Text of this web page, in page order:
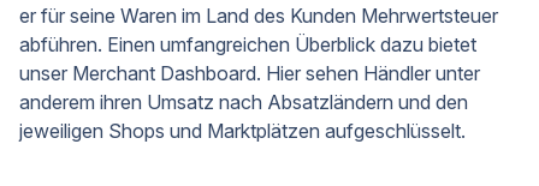
er für seine Waren im Land des Kunden Mehrwertsteuer
abführen. Einen umfangreichen Überblick dazu bietet
unser Merchant Dashboard. Hier sehen Händler unter
anderem ihren Umsatz nach Absatzländern und den
jeweiligen Shops und Marktplätzen aufgeschlüsselt.